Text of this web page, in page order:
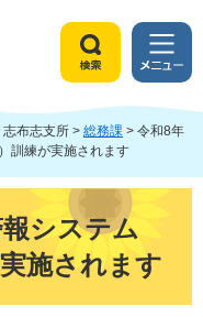
索
メ
ニ
ュ
ー
志布志支所 > 総務課 > 令和8年
訓練が実施されます
システム
施されます